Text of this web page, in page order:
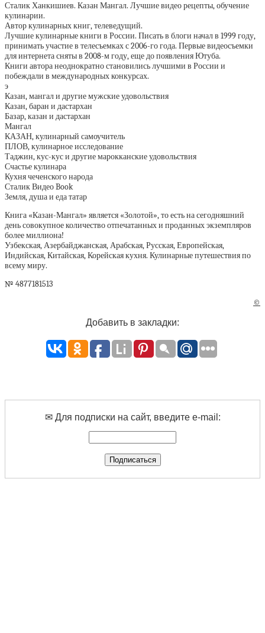
Сталик Ханкишиев. Казан Мангал. Лучшие видео рецепты, обучение
кулинарии.
Автор кулинарных книг, телеведущий.
Лучшие кулинарные книги в России. Писать в блоги начал в 1999 году,
принимать участие в телесъемках с 2006-го года. Первые видеосъемки
для интернета сняты в 2008-м году, еще до появления Ютуба.
Книги автора неоднократно становились лучшими в России и
побеждали в международных конкурсах.
э
Казан, мангал и другие мужские удовольствия
Казан, баран и дастархан
Базар, казан и дастархан
Мангал
КАЗАН, кулинарный самоучитель
ПЛОВ, кулинарное исследование
Таджин, кус-кус и другие марокканские удовольствия
Счастье кулинара
Кухня чеченского народа
Сталик Видео Book
Земля, душа и еда татар
Книга «Казан-Мангал» является «Золотой», то есть на сегодняшний
день совокупное количество отпечатанных и проданных экземпляров
более миллиона!
Узбекская, Азербайджанская, Арабская, Русская, Европейская,
Индийская, Китайская, Корейская кухня. Кулинарные путешествия по
всему миру.
№ 4877181513
©
Добавить в закладки:
✉ Для подписки на сайт, введите e-mail: